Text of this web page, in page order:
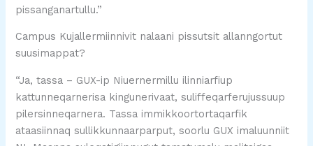
pissanganartullu.”
Campus Kujallermiinnivit nalaani pissutsit allanngortut
suusimappat?
“Ja, tassa – GUX-ip Niuernermillu ilinniarfiup
kattunneqarnerisa kingunerivaat, suliffeqarferujussuup
pilersinneqarnera. Tassa immikkoortortaqarfik
ataasiinnaq sullikkunnaarparput, soorlu GUX imaluunniit